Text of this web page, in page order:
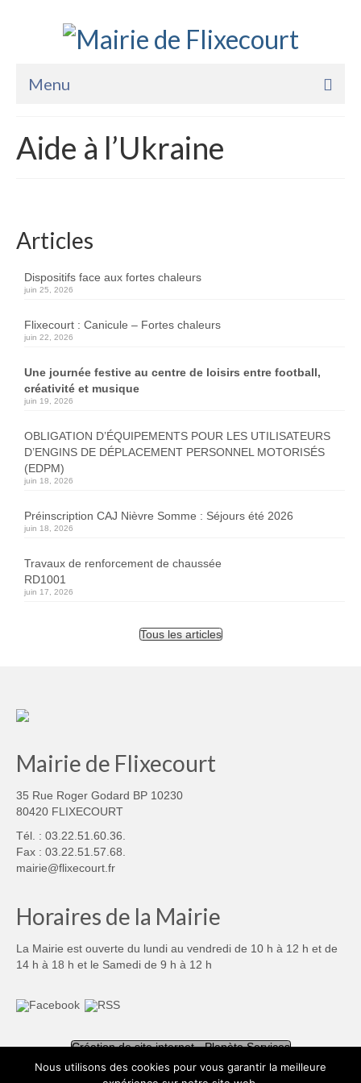
Menu
La Mairie
Sports Loisirs et Culture
Aide à l’Ukraine
Articles
Dispositifs face aux fortes chaleurs
juin 25, 2026
Flixecourt : Canicule – Fortes chaleurs
juin 22, 2026
Une journée festive au centre de loisirs entre football,
créativité et musique
juin 19, 2026
OBLIGATION D’ÉQUIPEMENTS POUR LES UTILISATEURS
D’ENGINS DE DÉPLACEMENT PERSONNEL MOTORISÉS
(EDPM)
juin 18, 2026
Préinscription CAJ Nièvre Somme : Séjours été 2026
juin 18, 2026
Travaux de renforcement de chaussée
RD1001
juin 17, 2026
Tous les articles
Mairie de Flixecourt
35 Rue Roger Godard BP 10230
80420 FLIXECOURT
Tél. : 03.22.51.60.36.
Fax : 03.22.51.57.68.
mairie@flixecourt.fr
Horaires de la Mairie
La Mairie est ouverte du lundi au vendredi de 10 h à 12 h et de
14 h à 18 h et le Samedi de 9 h à 12 h
Création de site internet - Planète Services
Nous utilisons des cookies pour vous garantir la meilleure